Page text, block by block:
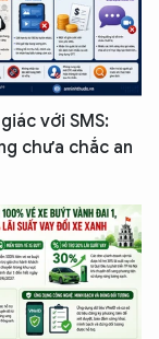
với SMS:
chưa chắc an